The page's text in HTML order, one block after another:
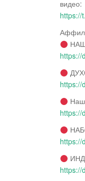
видео:
https://
https://
https://
https://
https://
https://